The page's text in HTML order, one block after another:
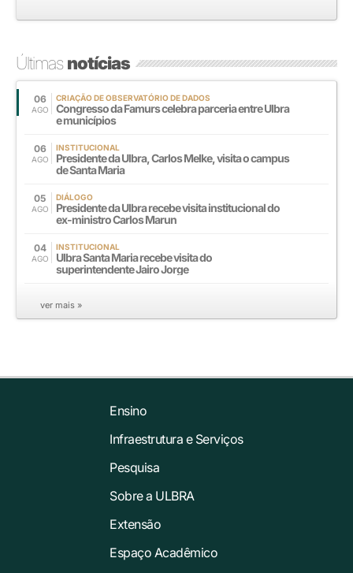
Últimasnotícias
06
AGO
CRIAÇÃO DE OBSERVATÓRIO DE DADOS
Congresso da Famurs celebra parceria entre Ulbra
e municípios
06
AGO
INSTITUCIONAL
Presidente da Ulbra, Carlos Melke, visita o campus
de Santa Maria
05
AGO
DIÁLOGO
Presidente da Ulbra recebe visita institucional do
ex-ministro Carlos Marun
04
AGO
INSTITUCIONAL
Ulbra Santa Maria recebe visita do
superintendente Jairo Jorge
ver mais »
Ensino
Infraestrutura e Serviços
Pesquisa
Sobre a ULBRA
Extensão
Espaço Acadêmico